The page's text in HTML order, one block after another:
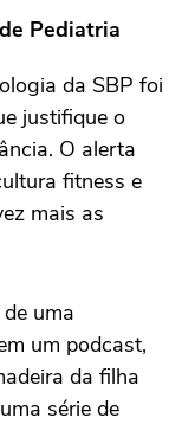
Pediatria
da SBP foi
justifique o
O alerta
fitness e
mais as
uma
um podcast,
da filha
série de